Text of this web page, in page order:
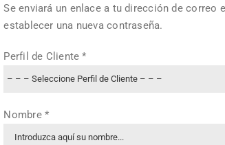
Se enviará un enlace a tu dirección de correo
establecer una nueva contraseña.
Perfil de Cliente*
Nombre *